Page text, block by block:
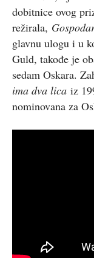
dobitnice ovog
režirala,
glavnu ulogu i u
Guld, takođe je
sedam Oskara.
ima dva lica iz
nominovana za